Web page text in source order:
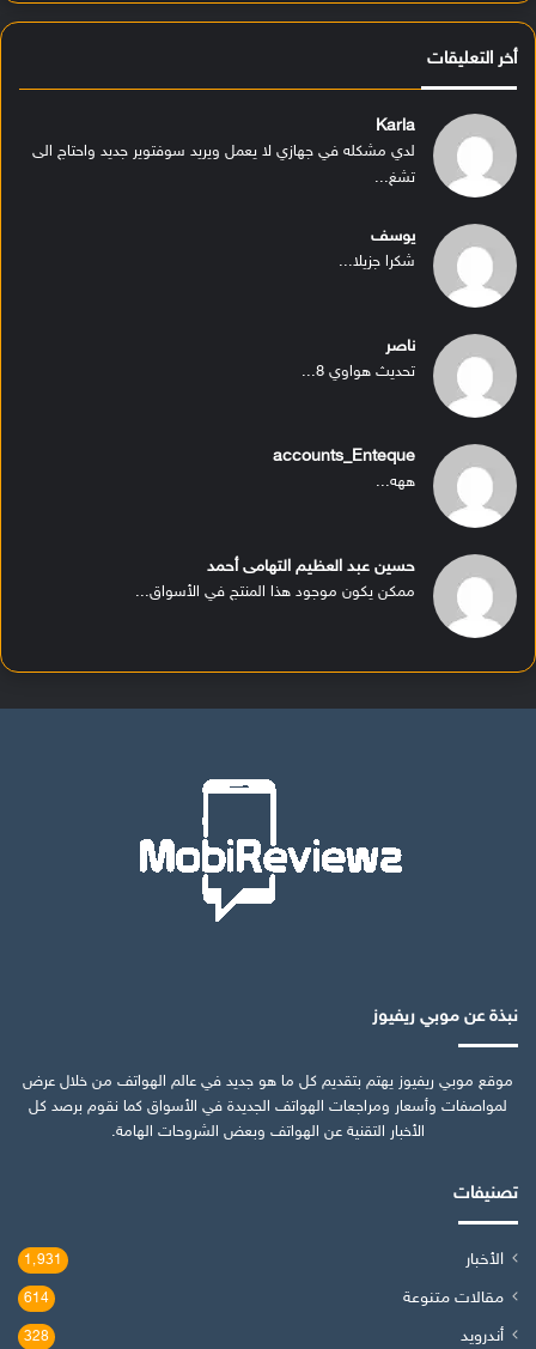
أخر التعليقات
Karla
لدي مشكله في جهازي لا يعمل ويريد سوفتوير جديد واحتاج الى
تشغ...
يوسف
شكرا جزيلا...
ناصر
تحديث هواوي 8...
accounts_Enteque
ههه...
حسين عبد العظيم التهامى أحمد
ممكن يكون موجود هذا المنتج في الأسواق...
نبذة عن موبي ريفيوز
موقع موبي ريفيوز يهتم بتقديم كل ما هو جديد في عالم الهواتف من خلال عرض
لمواصفات وأسعار ومراجعات الهواتف الجديدة في الأسواق كما نقوم برصد كل
الأخبار التقنية عن الهواتف وبعض الشروحات الهامة.
تصنيفات
الأخبار 1٬931
مقالات متنوعة 614
أندرويد 328